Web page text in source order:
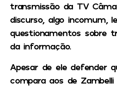
transmissão da TV
discurso, algo incomum,
questionamentos sobre
da informação.
Apesar de ele defender
compara aos de